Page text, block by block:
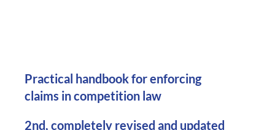
Practical handbook for enforcing
claims in competition law
2nd, completely revised and updated